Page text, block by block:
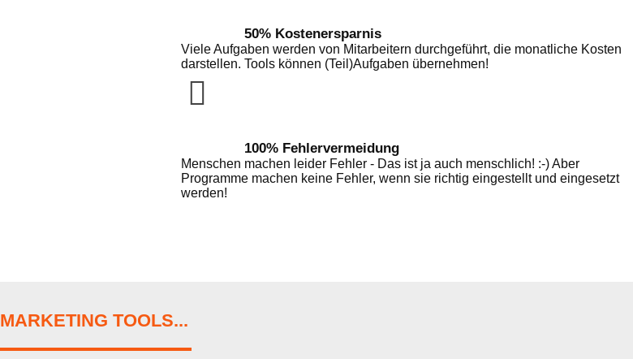
50% Kostenersparnis
Viele Aufgaben werden von Mitarbeitern durchgeführt, die monatliche Kosten
darstellen. Tools können (Teil)Aufgaben übernehmen!
100% Fehlervermeidung
Menschen machen leider Fehler - Das ist ja auch menschlich! :-) Aber
Programme machen keine Fehler, wenn sie richtig eingestellt und eingesetzt
werden!
MARKETING TOOLS...